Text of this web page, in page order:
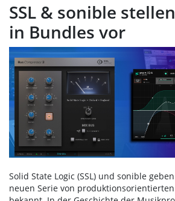
SSL & sonible
in Bundles vor
Solid State Logic (SSL) und sonible
neuen Serie von